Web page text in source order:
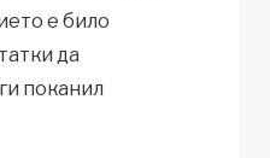
е било
да
поканил